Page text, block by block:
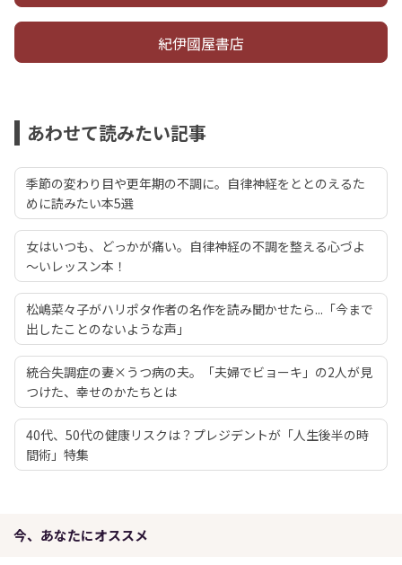
紀伊國屋書店
あわせて読みたい記事
季節の変わり目や更年期の不調に。自律神経をととのえるた
めに読みたい本5選
女はいつも、どっかが痛い。自律神経の不調を整える心づよ
～いレッスン本！
松嶋菜々子がハリポタ作者の名作を読み聞かせたら...「今まで
出したことのないような声」
統合失調症の妻×うつ病の夫。「夫婦でビョーキ」の2人が見
つけた、幸せのかたちとは
40代、50代の健康リスクは？プレジデントが「人生後半の時
間術」特集
今、あなたにオススメ